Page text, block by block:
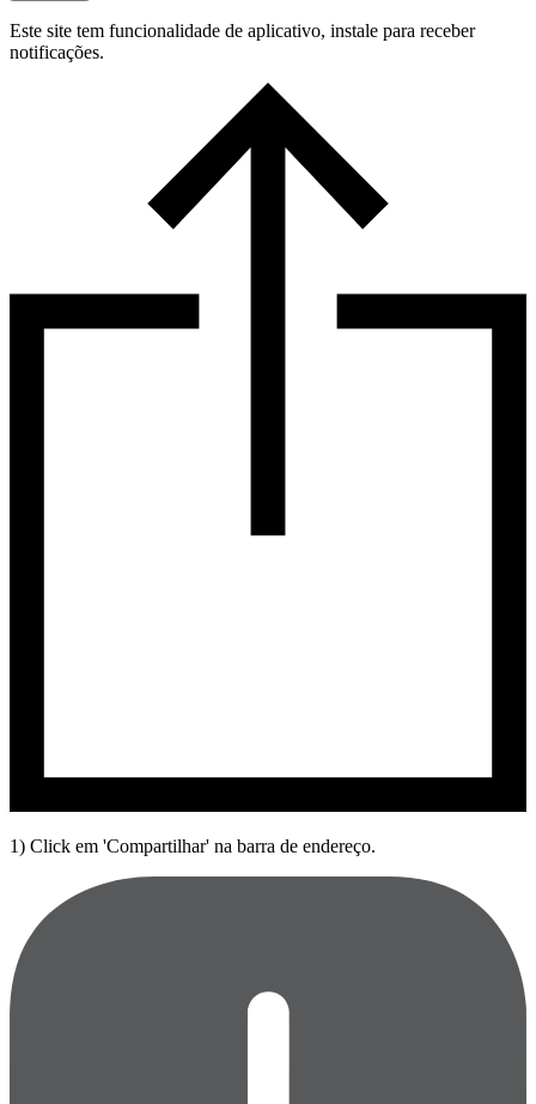
Este site tem funcionalidade de aplicativo, instale para receber
notificações.
1) Click em 'Compartilhar' na barra de endereço.